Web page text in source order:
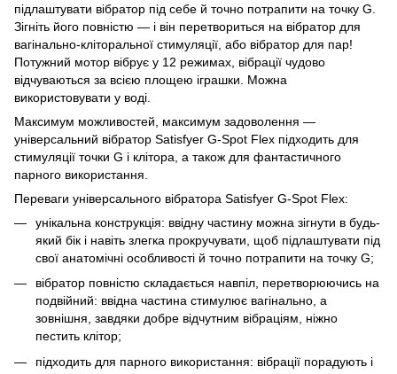
підлаштувати вібратор під себе й точно потрапити на точку G.
Зігніть його повністю — і він перетвориться на вібратор для
вагінально-кліторальної стимуляції, або вібратор для пар!
Потужний мотор вібрує у 12 режимах, вібрації чудово
відчуваються за всією площею іграшки. Можна
використовувати у воді.
Максимум можливостей, максимум задоволення —
універсальний вібратор Satisfyer G-Spot Flex підходить для
стимуляції точки G і клітора, а також для фантастичного
парного використання.
Переваги універсального вібратора Satisfyer G-Spot Flex:
унікальна конструкція: ввідну частину можна зігнути в будь-
який бік і навіть злегка прокручувати, щоб підлаштувати під
свої анатомічні особливості й точно потрапити на точку G;
вібратор повністю складається навпіл, перетворюючись на
подвійний: ввідна частина стимулює вагінально, а
зовнішня, завдяки добре відчутним вібраціям, ніжно
пестить клітор;
підходить для парного використання: вібрації порадують і